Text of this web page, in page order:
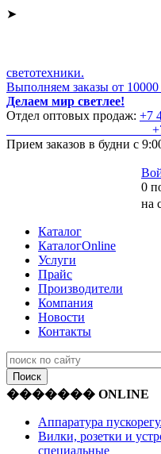
➤
светотехники.
Выполняем заказы от 10000
Делаем мир светлее!
Отдел оптовых продаж: +7
+7
Прием заказов в будни с
0
на
Каталог
КаталогOnline
Услуги
Прайс
Производители
Компания
Новости
Контакты
������� ONLINE
Аппаратура
Вилки, розетки и
специальные